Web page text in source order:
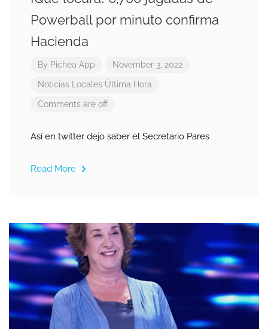
Powerball por minuto confirma
Hacienda
By Pichea App November 3, 2022
Noticias Locales Última Hora
Comments are off
Así en twitter dejo saber el Secretario Pares
Read More